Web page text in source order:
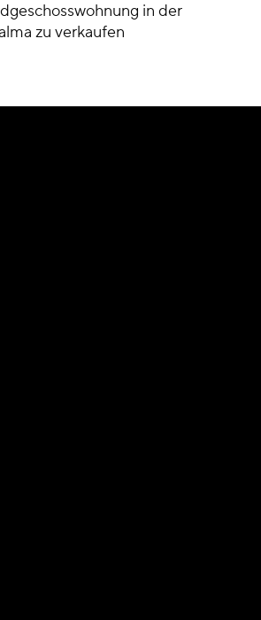
in der
zu verkaufen